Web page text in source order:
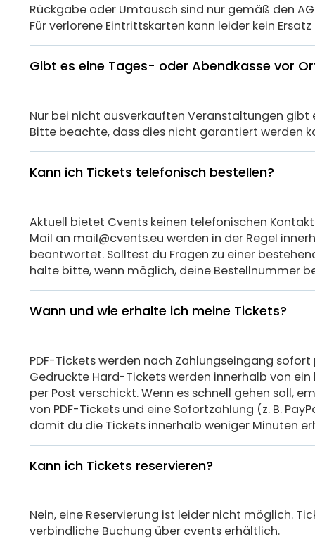
Rückgabe oder Umtausch sind nur gemäß den
Für verlorene Eintrittskarten kann leider kein
Gibt es eine Tages- oder Abendkasse vor
Nur bei nicht ausverkauften Veranstaltungen gibt
Bitte beachte, dass dies nicht garantiert werden
Kann ich Tickets telefonisch bestellen?
Aktuell bietet Cvents keinen telefonischen
Mail an mail@cvents.eu werden in der Regel
beantwortet. Solltest du Fragen zu einer
halte bitte, wenn möglich, deine Bestellnummer
Wann und wie erhalte ich meine Tickets?
PDF-Tickets werden nach Zahlungseingang
Gedruckte Hard-Tickets werden innerhalb von ein
per Post verschickt. Wenn es schnell gehen soll,
von PDF-Tickets und eine Sofortzahlung (z. B.
damit du die Tickets innerhalb weniger Minuten
Kann ich Tickets reservieren?
Nein, eine Reservierung ist leider nicht möglich.
verbindliche Buchung über cvents erhältlich.